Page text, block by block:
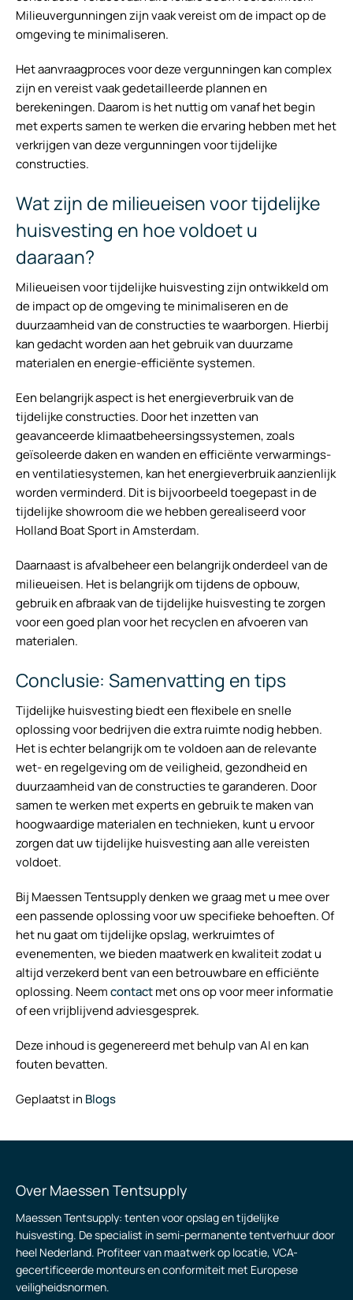
Milieuvergunningen zijn vaak vereist om de impact op de
omgeving te minimaliseren.
Het aanvraagproces voor deze vergunningen kan complex
zijn en vereist vaak gedetailleerde plannen en
berekeningen. Daarom is het nuttig om vanaf het begin
met experts samen te werken die ervaring hebben met het
verkrijgen van deze vergunningen voor tijdelijke
constructies.
Wat zijn de milieueisen voor tijdelijke
huisvesting en hoe voldoet u
daaraan?
Milieueisen voor tijdelijke huisvesting zijn ontwikkeld om
de impact op de omgeving te minimaliseren en de
duurzaamheid van de constructies te waarborgen. Hierbij
kan gedacht worden aan het gebruik van duurzame
materialen en energie-efficiënte systemen.
Een belangrijk aspect is het energieverbruik van de
tijdelijke constructies. Door het inzetten van
geavanceerde klimaatbeheersingssystemen, zoals
geïsoleerde daken en wanden en efficiënte verwarmings-
en ventilatiesystemen, kan het energieverbruik aanzienlijk
worden verminderd. Dit is bijvoorbeeld toegepast in de
tijdelijke showroom die we hebben gerealiseerd voor
Holland Boat Sport in Amsterdam.
Daarnaast is afvalbeheer een belangrijk onderdeel van de
milieueisen. Het is belangrijk om tijdens de opbouw,
gebruik en afbraak van de tijdelijke huisvesting te zorgen
voor een goed plan voor het recyclen en afvoeren van
materialen.
Conclusie: Samenvatting en tips
Tijdelijke huisvesting biedt een flexibele en snelle
oplossing voor bedrijven die extra ruimte nodig hebben.
Het is echter belangrijk om te voldoen aan de relevante
wet- en regelgeving om de veiligheid, gezondheid en
duurzaamheid van de constructies te garanderen. Door
samen te werken met experts en gebruik te maken van
hoogwaardige materialen en technieken, kunt u ervoor
zorgen dat uw tijdelijke huisvesting aan alle vereisten
voldoet.
Bij Maessen Tentsupply denken we graag met u mee over
een passende oplossing voor uw specifieke behoeften. Of
het nu gaat om tijdelijke opslag, werkruimtes of
evenementen, we bieden maatwerk en kwaliteit zodat u
altijd verzekerd bent van een betrouwbare en efficiënte
oplossing. Neemcontactmet ons op voor meer informatie
of een vrijblijvend adviesgesprek.
Deze inhoud is gegenereerd met behulp van AI en kan
fouten bevatten.
Geplaatst in Blogs
Over Maessen Tentsupply
Maessen Tentsupply: tenten voor opslag en tijdelijke
huisvesting. De specialist in semi-permanente tentverhuur door
heel Nederland. Profiteer van maatwerk op locatie, VCA-
gecertificeerde monteurs en conformiteit met Europese
veiligheidsnormen.